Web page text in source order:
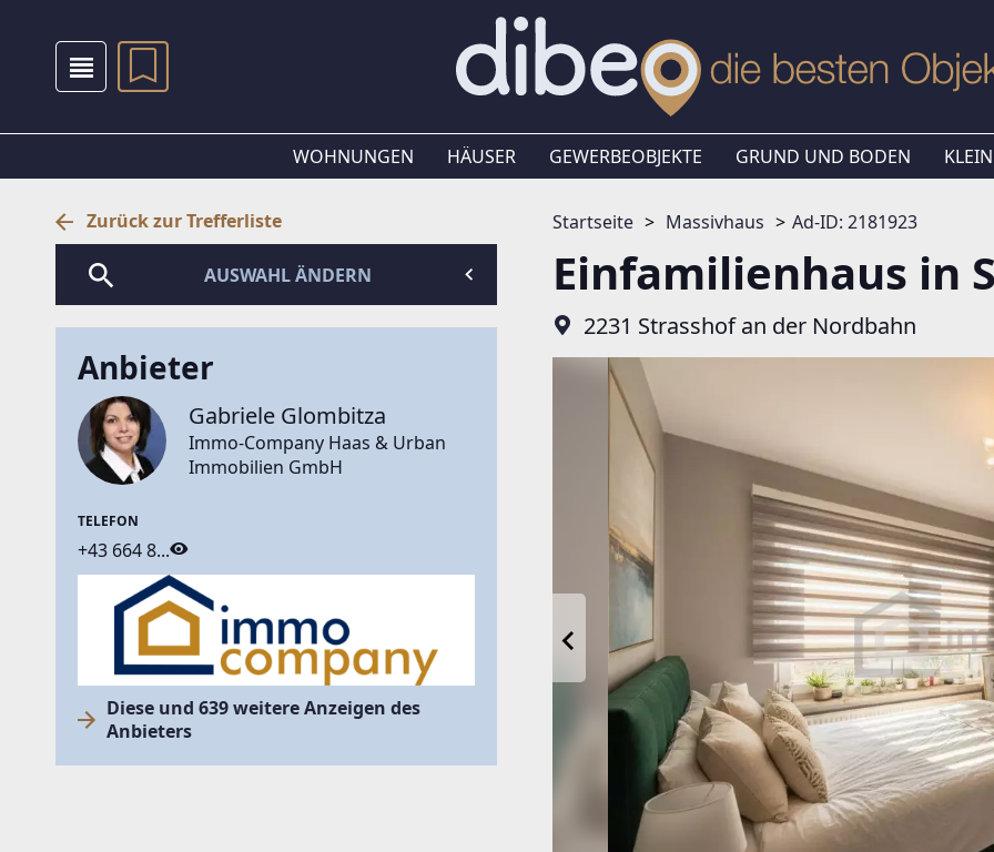
WOHNUNGEN HÄUSER GEWERBEOBJEKTE GRUND UND BODEN
Startseite Massivhaus Ad-ID: 2181923
Einfamilienhaus in
2231 Strasshof an der Nordbahn
Zurück zur Trefferliste
AUSWAHL ÄNDERN
Anbieter
Gabriele Glombitza
Immo-Company Haas & Urban
Immobilien GmbH
TELEFON
+43 664 8...
Diese und 639 weitere Anzeigen des
Anbieters